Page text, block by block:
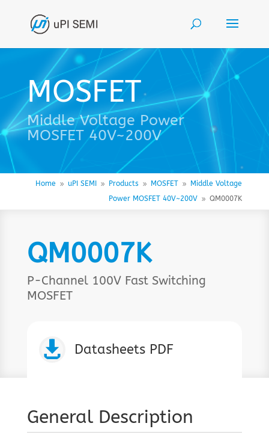
MOSFET
Middle Voltage Power
MOSFET 40V~200V
Home 9 uPI SEMI 9 Products 9 MOSFET 9
Middle Voltage
Power MOSFET 40V~200V 9 QM0007K
QM0007K
P-Channel 100V Fast Switching
MOSFET
 Datasheets PDF
General Description